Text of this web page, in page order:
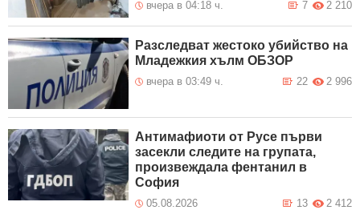
вчера в 04:18 ч. 2 210
7
Разследват жестоко убийство на
Младежкия хълм ОБЗОР
вчера в 03:49 ч. 2 996
22
Антимафиоти от Русе първи
засекли следите на групата,
произвеждала фентанил в
София
05.08.2026 2 412
13